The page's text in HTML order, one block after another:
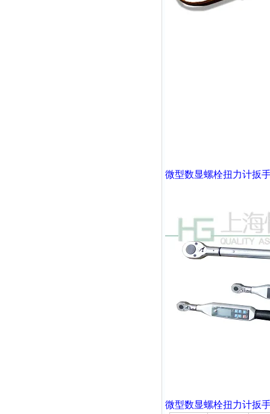
微型数显螺栓扭力计扳
微型数显螺栓扭力计扳